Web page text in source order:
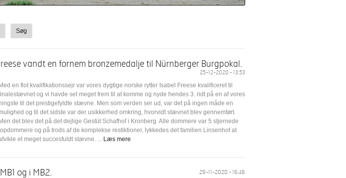
vandt en fornem bronzemedalje til Nürnberger Burgpokal.
25-12-2020 - 13:53
Med en flot kvalifikationssejr var vores dygtige norske rytter Isabel Freese kvalificeret til
og vi havde set meget frem til at komme og nyde hendes 3. ridt på en af vores
hingste til det prestigefyldte stævne. Men som verden ser ud, var det på ingen måde en
og til det sidste var der usikkerhed omkring, hvorvidt stævnet blev gennemført.
Men det blev det på det dejlige Gestüt Schafhof i Kronberg. Alle dommere var 5 stjernede
og på trods af de komplekse restiktioner, lykkedes det familien Linsenhof at
et meget succesfuldt stævne. ... Læs mere
og i MB2.
29-11-2020 - 16:46